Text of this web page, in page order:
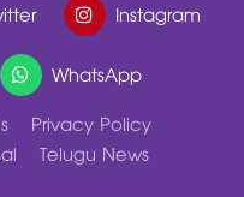
Instagram
WhatsApp
Privacy Policy
Telugu News